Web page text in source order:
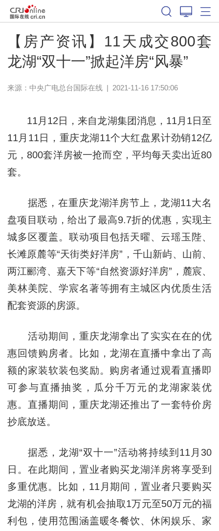
【房产资讯】11天成交800套
龙湖“双十一”掀起洋房“风暴”
来源： 中央广电总台国际在线| 2021-11-16 17:50:06
11月12日，来自龙湖集团消息，11月1日至
11月11日，重庆龙湖11个大红盘累计劲销12亿
元，800套洋房被一抢而空，平均每天卖出近80
套。
据悉，在重庆龙湖洋房节上，龙湖11大名
盘项目联动，给出了最高9.7折的优惠，实现主
城多区覆盖。联动项目包括天曜、云瑶玉陛、
长滩原麓等“天街类好洋房”，千山新屿、山前、
两江郦湾、嘉天下等“自然资源好洋房”，麓宸、
美林美院、学宸名著等拥有主城区内优质生活
配套资源的房源。
活动期间，重庆龙湖拿出了实实在在的优
惠回馈购房者。比如，龙湖在直播中拿出了高
额的家装软装包奖励。购房者通过观看直播即
可参与直播抽奖，瓜分千万元的龙湖家装优
惠。直播期间，重庆龙湖还推出了一套特价房
抄底放送。
据悉，龙湖“双十一”活动将持续到11月30
日。在此期间，置业者购买龙湖洋房将享受到
多重优惠。比如，11月期间，置业者只要购买
龙湖的洋房，就有机会抽取1万元至50万元的福
利包，使用范围涵盖暖冬餐饮、休闲娱乐、家